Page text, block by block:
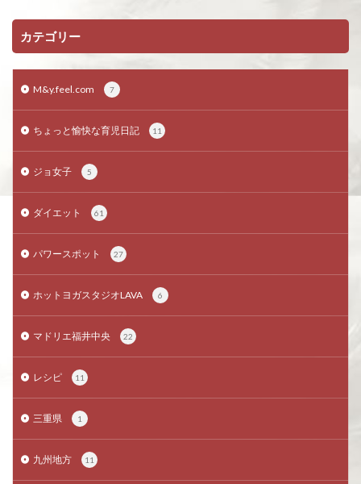
カテゴリー
M&y.feel.com 7
ちょっと愉快な育児日記 11
ジョ女子 5
ダイエット 61
パワースポット 27
ホットヨガスタジオLAVA 6
マドリエ福井中央 22
レシピ 11
三重県 1
九州地方 11